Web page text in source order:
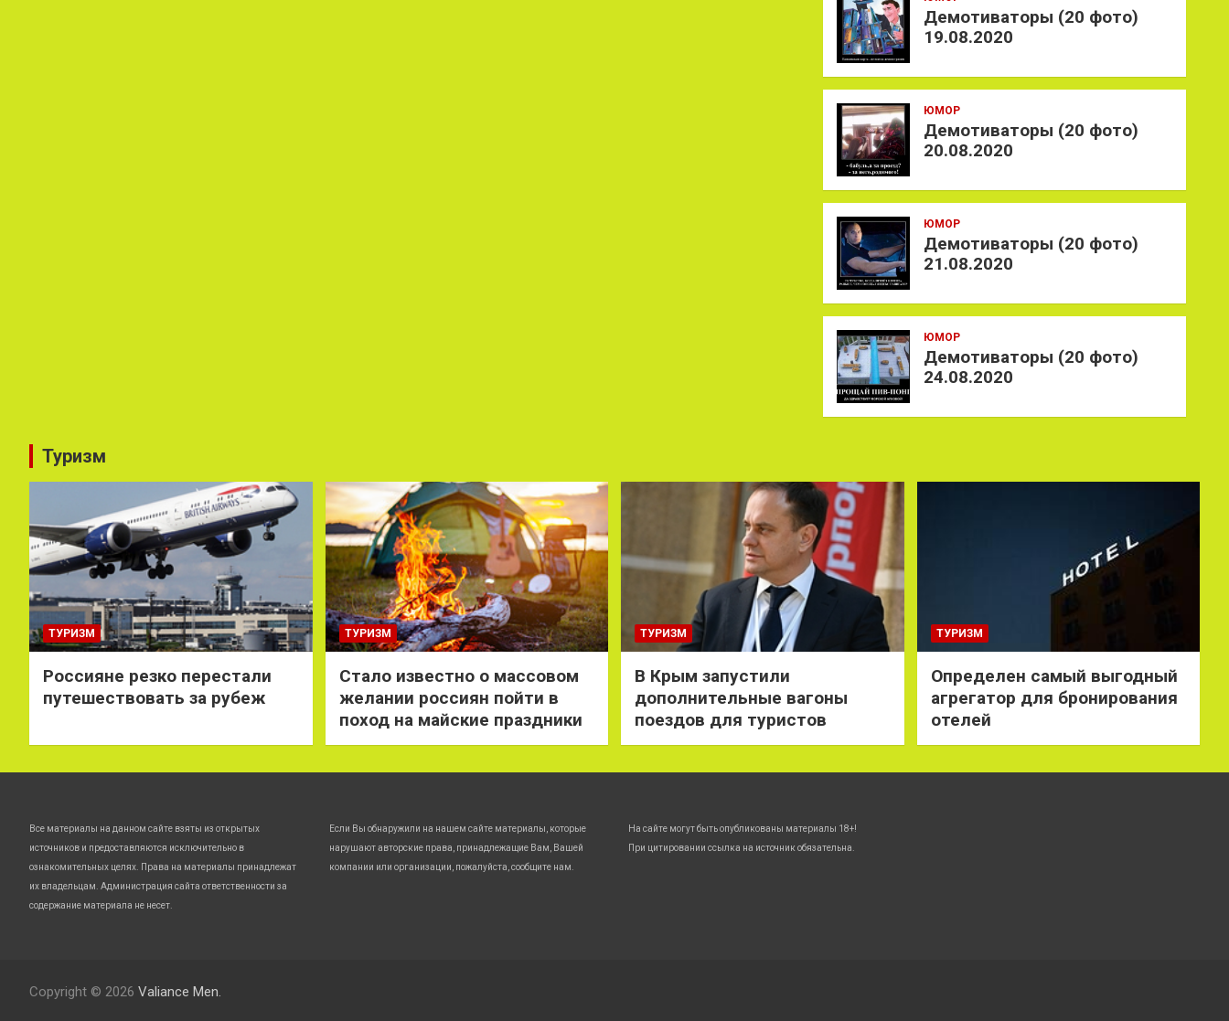
Демотиваторы (20 фото)
19.08.2020
ЮМОР
Демотиваторы (20 фото)
20.08.2020
ЮМОР
Демотиваторы (20 фото)
21.08.2020
ЮМОР
Демотиваторы (20 фото)
24.08.2020
Туризм
ТУРИЗМ
Россияне резко перестали
путешествовать за рубеж
ТУРИЗМ
Стало известно о массовом
желании россиян пойти в
поход на майские праздники
ТУРИЗМ
В Крым запустили
дополнительные вагоны
поездов для туристов
ТУРИЗМ
Определен самый выгодный
агрегатор для бронирования
отелей
Все материалы на данном сайте взяты из открытых
источников и предоставляются исключительно в
ознакомительных целях. Права на материалы принадлежат
их владельцам. Администрация сайта ответственности за
содержание материала не несет.
Если Вы обнаружили на нашем сайте материалы, которые
нарушают авторские права, принадлежащие Вам, Вашей
компании или организации, пожалуйста, сообщите нам.
На сайте могут быть опубликованы материалы 18+!
При цитировании ссылка на источник обязательна.
Copyright © 2026 Valiance Men.